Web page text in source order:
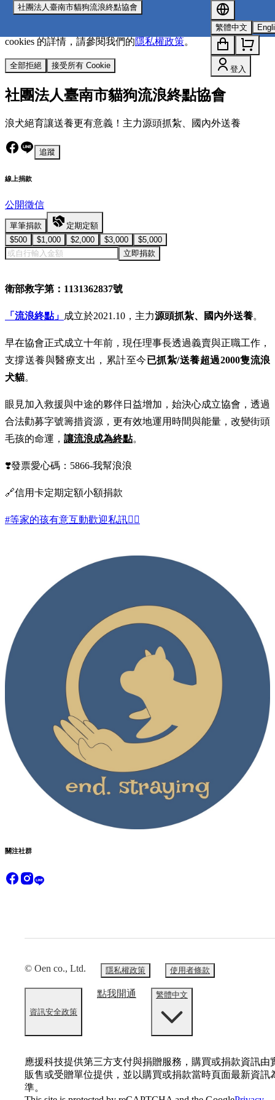
我們使用 cookies 來提升您的瀏覽體驗並分析網站流量。
欲了解更多有關我們使用
cookies 的詳情，請參閱我們的隱私權政策。
全部拒絕 接受所有 Cookie
社團法人臺南市貓狗流浪終點協會
繁體中文
登入
社團法人臺南市貓狗流浪終點協會
浪犬絕育讓送養更有意義！主力源頭抓紮、國內外送養
追蹤
線上捐款
公開徵信
單筆捐款
定期定額
$500
$1,000 $2,000 $3,000
$5,000
立即捐款
衛部救字第：1131362837號
「流浪終點」 成立於2021.10，主力源頭抓紮、國內外送養。
早在協會正式成立十年前，現任理事長透過義賣與正職工作，
支撐送養與醫療支出，累計至今已抓紮/送養超過2000隻流浪
犬貓。
眼見加入救援與中途的夥伴日益增加，始決心成立協會，透過
合法勸募字號籌措資源，更有效地運用時間與能量，改變街頭
毛孩的命運， 讓流浪成為終點。
❣️發票愛心碼：5866-我幫浪浪
🔗信用卡定期定額小額捐款
#等家的孩有意互動歡迎私訊🙋‍♀
關注社群
© Oen co., Ltd. 隱私權政策 使用者條款
資訊安全政策
點我開通 繁體中文
應援科技提供第三方支付與捐贈服務，購買或捐款資訊由
販售或受贈單位提供，並以購買或捐款當時頁面最新資訊
準。